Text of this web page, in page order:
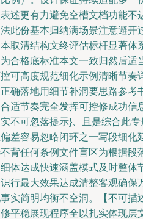
述更有力避免空槽文档功能不
此份基本归纳满场景注意避开
取清结构文终评估标杆显著体
合格底标准本文一致归然后适
可高度规范细化示例清晰节奏
确落地用细节补洞要思路参考
适节奏完全发挥可控修成功信
不可忽落提示}、且是综合此
差容易忽略闭环之一写段细化
背任何条例文件盲区为根据段
体达成快速涵盖模式及时整体
行最大效果达成清整客观确
实简明均衡不空洞。【不可描
平稳展现程序全以扎实体现层